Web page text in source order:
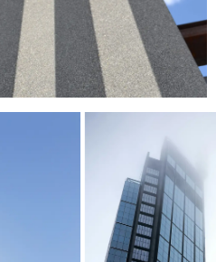
GO TO CORPORATE SITE